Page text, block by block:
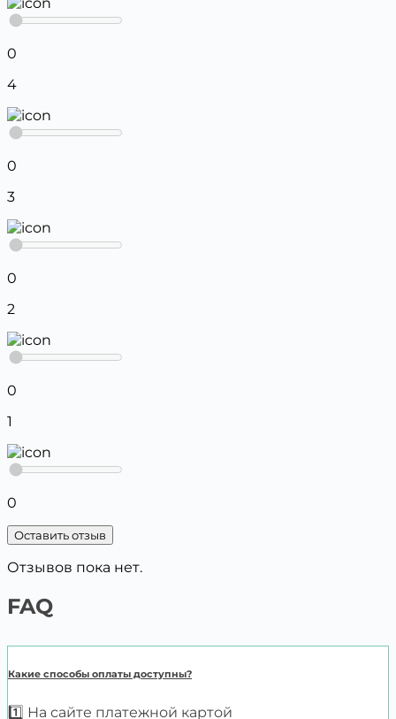
0
4
0
3
0
2
0
1
0
Оставить отзыв
Отзывов пока нет.
FAQ
Какие способы оплаты доступны?
1️⃣ На сайте платежной картой